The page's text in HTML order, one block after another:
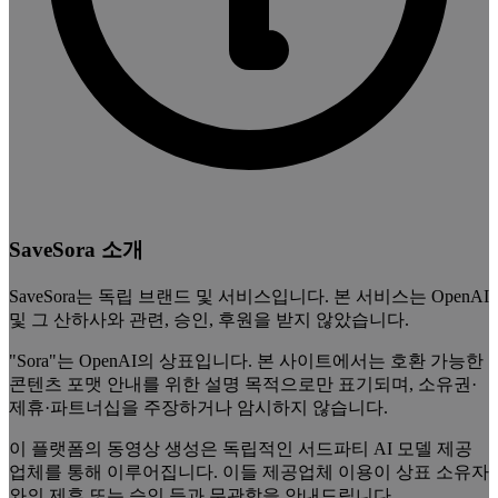
SaveSora 소개
SaveSora는 독립 브랜드 및 서비스입니다. 본 서비스는 OpenAI
및 그 산하사와 관련, 승인, 후원을 받지 않았습니다.
"Sora"는 OpenAI의 상표입니다. 본 사이트에서는 호환 가능한
콘텐츠 포맷 안내를 위한 설명 목적으로만 표기되며, 소유권·
제휴·파트너십을 주장하거나 암시하지 않습니다.
이 플랫폼의 동영상 생성은 독립적인 서드파티 AI 모델 제공
업체를 통해 이루어집니다. 이들 제공업체 이용이 상표 소유자